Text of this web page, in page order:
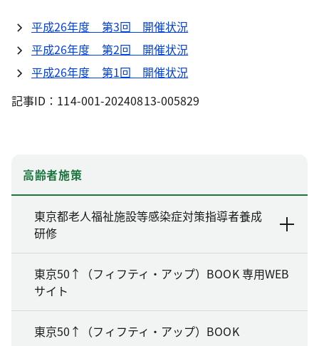
平成26年度 第3回 開催状況
平成26年度 第2回 開催状況
平成26年度 第1回 開催状況
記事ID：114-001-20240813-005829
高齢者施策
東京都老人福祉施設等感染症対策指導者養成
研修
東京50↑（フィフティ・アップ）BOOK 専用WEB
サイト
東京50↑（フィフティ・アップ）BOOK